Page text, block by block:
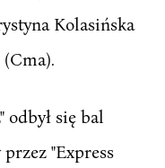
Kolasińska
odbył się bal
"Express